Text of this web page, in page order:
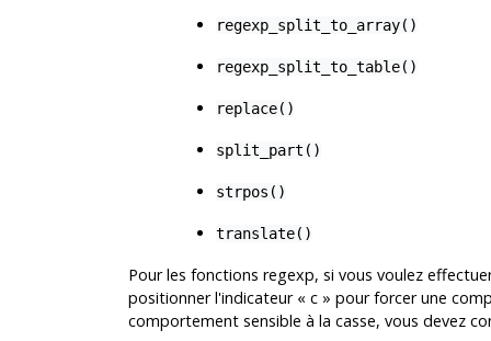
regexp_split_to_array()
regexp_split_to_table()
replace()
split_part()
strpos()
translate()
Pour les fonctions regexp, si vous voulez
positionner l'indicateur « c» pour forcer une
comportement sensible à la casse, vous devez